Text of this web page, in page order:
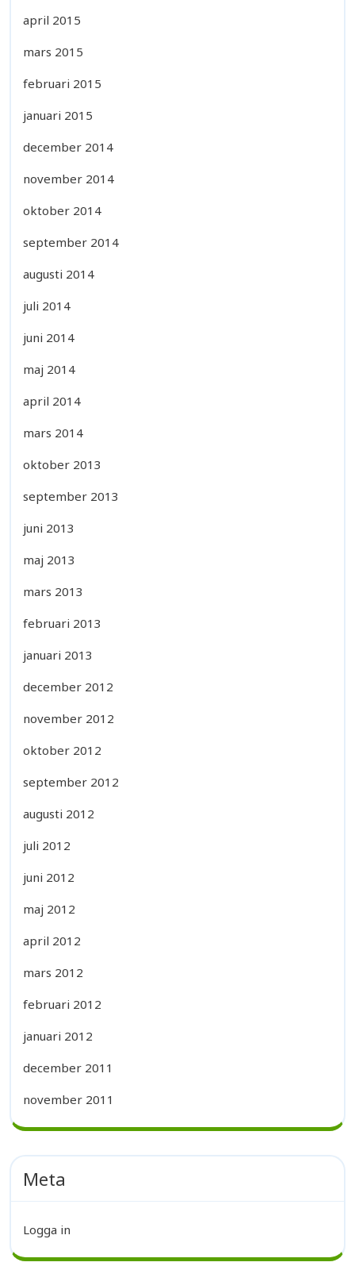
april 2015
mars 2015
februari 2015
januari 2015
december 2014
november 2014
oktober 2014
september 2014
augusti 2014
juli 2014
juni 2014
maj 2014
april 2014
mars 2014
oktober 2013
september 2013
juni 2013
maj 2013
mars 2013
februari 2013
januari 2013
december 2012
november 2012
oktober 2012
september 2012
augusti 2012
juli 2012
juni 2012
maj 2012
april 2012
mars 2012
februari 2012
januari 2012
december 2011
november 2011
Meta
Logga in